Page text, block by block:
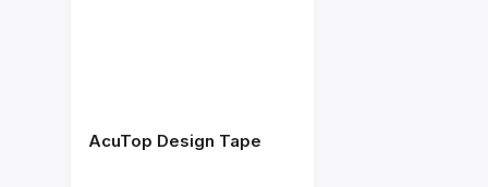
AcuTop Design Tape